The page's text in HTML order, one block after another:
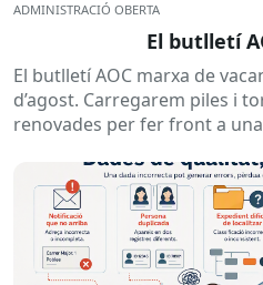
ADMINISTRACIÓ OBERTA
El butlletí
El butlletí AOC marxa de
d’agost. Carregarem piles i
renovades per fer front a